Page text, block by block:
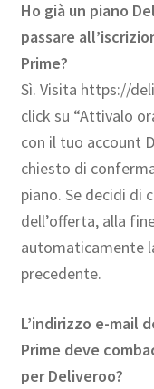
Ho già un piano
passare
Prime?
Sì. Visita https://
click su “Attivalo
con il tuo account
chiesto di
piano. Se decidi di
dell’offerta, alla
automaticamente
precedente.
L’indirizzo e-mail
Prime deve
per Deliveroo?